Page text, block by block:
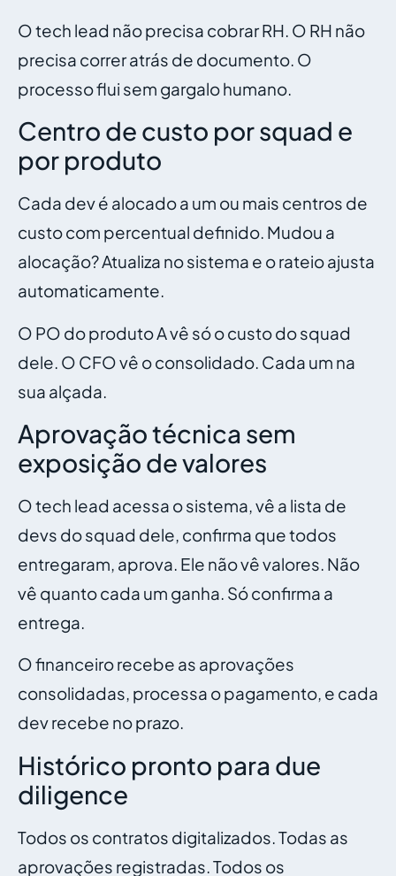
O tech lead não precisa cobrar RH. O RH não
precisa correr atrás de documento. O
processo flui sem gargalo humano.
Centro de custo por squad e
por produto
Cada dev é alocado a um ou mais centros de
custo com percentual definido. Mudou a
alocação? Atualiza no sistema e o rateio ajusta
automaticamente.
O PO do produto A vê só o custo do squad
dele. O CFO vê o consolidado. Cada um na
sua alçada.
Aprovação técnica sem
exposição de valores
O tech lead acessa o sistema, vê a lista de
devs do squad dele, confirma que todos
entregaram, aprova. Ele não vê valores. Não
vê quanto cada um ganha. Só confirma a
entrega.
O financeiro recebe as aprovações
consolidadas, processa o pagamento, e cada
dev recebe no prazo.
Histórico pronto para due
diligence
Todos os contratos digitalizados. Todas as
aprovações registradas. Todos os